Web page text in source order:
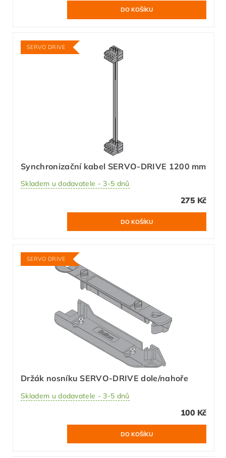
SERVO DRIVE
Synchronizační kabel SERVO-DRIVE 1200 mm
Skladem u dodavatele - 3-5 dnů
275 Kč
SERVO DRIVE
Držák nosníku SERVO-DRIVE dole/nahoře
Skladem u dodavatele - 3-5 dnů
100 Kč